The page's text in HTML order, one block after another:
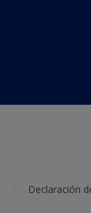
Declaración